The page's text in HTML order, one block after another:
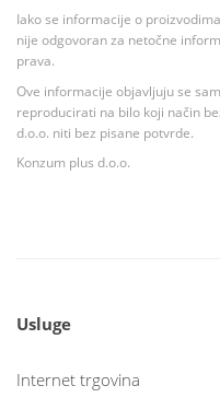
Iako se informacije o
nije odgovoran za netočne
prava.
Ove informacije objavljuju se
reproducirati na bilo koji način
d.o.o. niti bez pisane potvrde.
Konzum plus d.o.o.
Usluge
Internet trgovina